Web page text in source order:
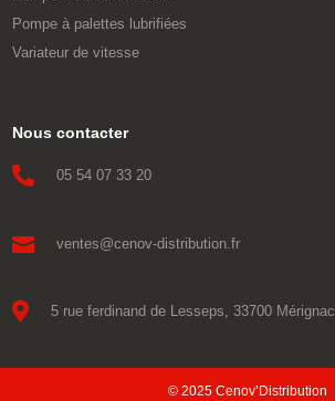
Pompe à palettes lubrifiées
Variateur de vitesse
Nous contacter
 05 54 07 33 20
 ventes@cenov-distribution.fr
 5 rue ferdinand de Lesseps, 33700 Mérignac
© 2025 Cenov’Distribution